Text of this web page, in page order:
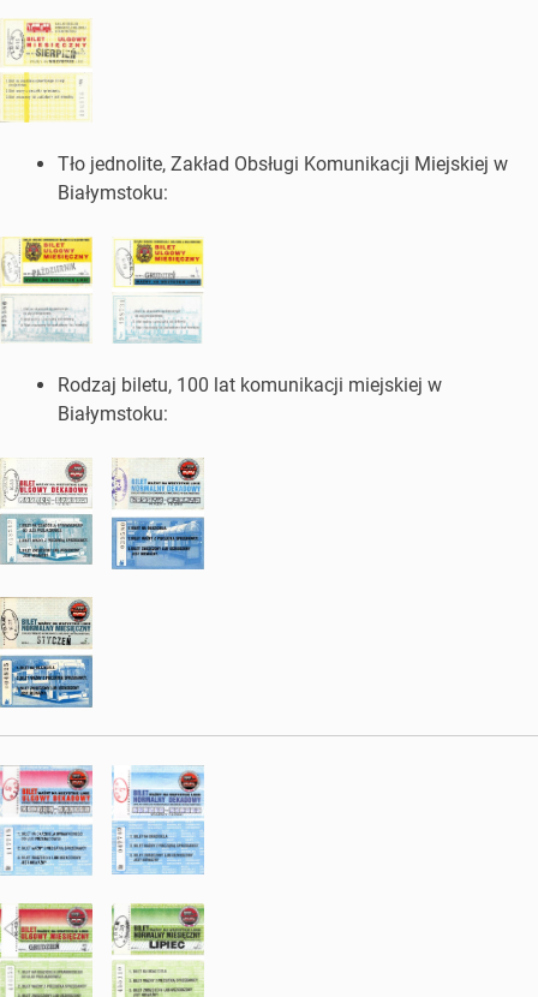
Tło jednolite, Zakład Obsługi Komunikacji Miejskiej w
Białymstoku:
Rodzaj biletu, 100 lat komunikacji miejskiej w
Białymstoku: